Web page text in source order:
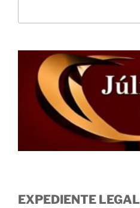
EXPEDIENTE LEGAL